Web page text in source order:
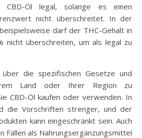
CBD-Öl legal, solange es einen
nicht überschreitet. In der
darf der THC-Gehalt in
nicht überschreiten, um als legal zu
die spezifischen Gesetze und
Land oder Ihrer Region zu
CBD-Öl kaufen oder verwenden. In
die Vorschriften strenger, und der
kann eingeschränkt sein. Auch
Fällen als Nahrungsergänzungsmittel